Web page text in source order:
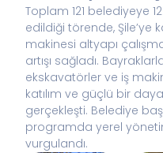
Toplam 121 belediyeye
edildiği törende, Şile’ye
makinesi altyapı
artışı sağladı.
ekskavatörler ve iş
katılım ve güçlü bir
gerçekleşti. Belediye
programda yerel
vurgulandı.